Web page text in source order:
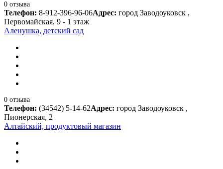
0 отзыва
Телефон: 8-912-396-96-06Адрес: город Заводоуковск ,
Первомайская, 9 - 1 этаж
Аленушка, детский сад
0 отзыва
Телефон: (34542) 5-14-62Адрес: город Заводоуковск ,
Пионерская, 2
Алтайский, продуктовый магазин